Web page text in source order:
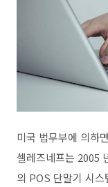
미국 법무부에 의하
셀레즈네프는 2005
의 POS 단말기 시